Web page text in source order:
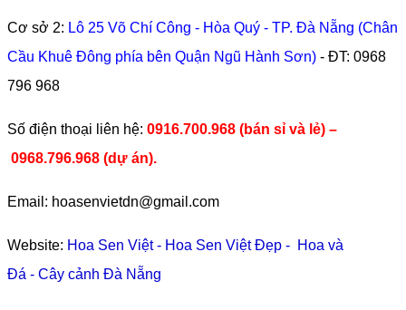
Cơ sở 2: Lô 25 Võ Chí Công - Hòa Quý - TP. Đà Nẵng (Chân
Cầu Khuê Đông phía bên Quận Ngũ Hành Sơn) - ĐT: 0968
796 968
​Số điện thoại liên hệ: 0916.700.968 (bán sỉ và lẻ) –
0968.796.968 (dự án).
Email: hoasenvietdn@gmail.com
Website: Hoa Sen Việt- Hoa Sen Việt Đẹp - Hoa và
Đá - Cây cảnh Đà Nẵng